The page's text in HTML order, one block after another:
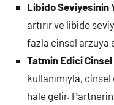
Libido Seviyesinin
artırır ve libido
fazla cinsel arzuya
Tatmin Edici
kullanımıyla,
hale gelir.